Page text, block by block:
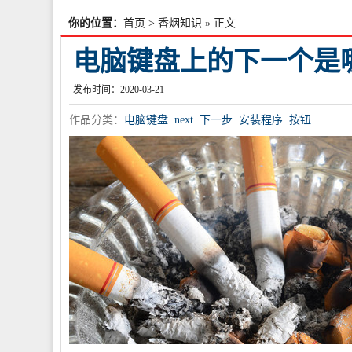
你的位置： 首页 > 香烟知识 » 正文
电脑键盘上的下一个是
发布时间：2020-03-21
作品分类： 电脑键盘 next 下一步 安装程序 按钮